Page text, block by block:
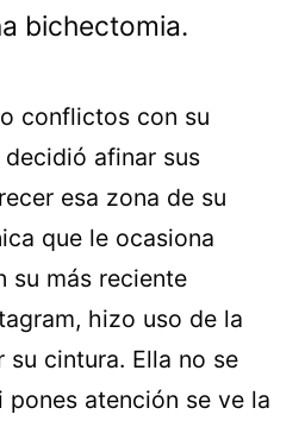
bichectomia.
conflictos con su
afinar sus
esa zona de su
que le ocasiona
su más reciente
hizo uso de la
su cintura. Ella no se
atención se ve la